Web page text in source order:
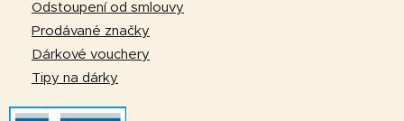
Odstoupení od smlouvy
Prodávané značky
Dárkové vouchery
Tipy na dárky